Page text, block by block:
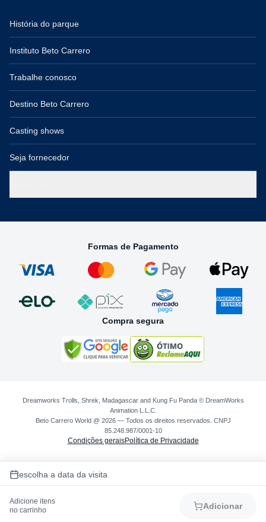
História do parque
Instituto Beto Carrero
Trabalhe conosco
Destino Beto Carrero
Casting shows
Seja fornecedor
Formas de Pagamento
Compra segura
Dreamworks Trolls, Shrek, Madagascar and Kung Fu Panda © DreamWorks
Animation L.L.C.
Beto Carrero World @ 2026 — Todos os direitos reservados. CNPJ
85.248.987/0001-10
Condições geraisPolítica de Privacidade
escolha a data da visita
Adicione itens
no carrinho
Adicionar